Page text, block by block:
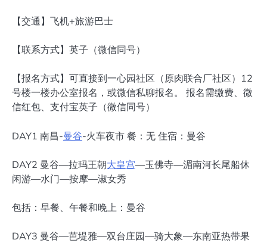
【交通】飞机+旅游巴士
【联系方式】英子（微信同号）
【报名方式】可直接到一心园社区（原肉联合厂社区）12
号楼一楼办公室报名，或微信私聊报名。 报名需缴费、微
信红包、支付宝英子（微信同号）
DAY1 南昌-曼谷-火车夜市 餐：无 住宿：曼谷
DAY2 曼谷—拉玛王朝大皇宫—玉佛寺—湄南河长尾船休
闲游—水门—按摩—淑女秀
包括：早餐、午餐和晚上：曼谷
DAY3 曼谷—芭堤雅—双台庄园—骑大象—东南亚热带果